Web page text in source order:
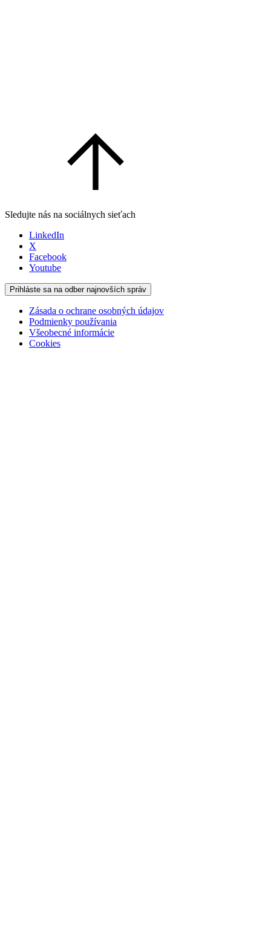
Sledujte nás na sociálnych sieťach
LinkedIn
X
Facebook
Youtube
Prihláste sa na odber najnovších správ
Zásada o ochrane osobných údajov
Podmienky používania
Všeobecné informácie
Cookies